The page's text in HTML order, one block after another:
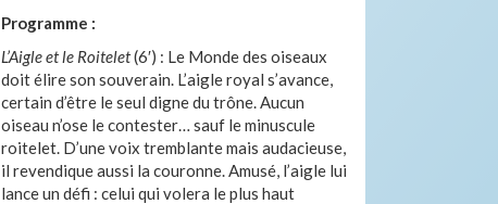
Programme :
L’Aigle et le Roitelet(6′) : Le Monde des oiseaux
doit élire son souverain. L’aigle royal s’avance,
certain d’être le seul digne du trône. Aucun
oiseau n’ose le contester… sauf le minuscule
roitelet. D’une voix tremblante mais audacieuse,
il revendique aussi la couronne. Amusé, l’aigle lui
lance un défi : celui qui volera le plus haut